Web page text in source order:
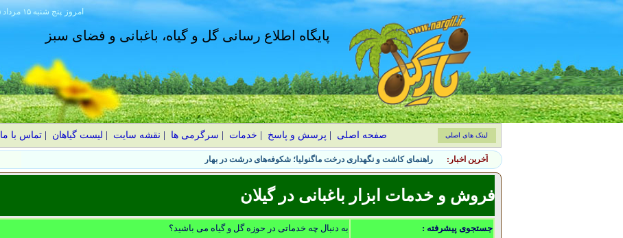
۱۴۰۵ پنج شنبه ۱۵ مرداد امروز
پایگاه اطلاع رسانی گل و گیاه، باغبانی و فضای سبز
صفحه اصلی پرسش و پاسخ خدمات سرگرمی ها نقشه سایت لیست گیاهان |تماس با ما لینک های اصلی
آخرین اخبار: راهنمای کاشت و نگهداری درخت ماگنولیا؛ شکوفه‌های درشت در بهار
فروش و خدمات ابزار باغبانی در گيلان
جستجوی پیشرفته :
به دنبال چه خدماتی در حوزه گل و گیاه می باشید؟